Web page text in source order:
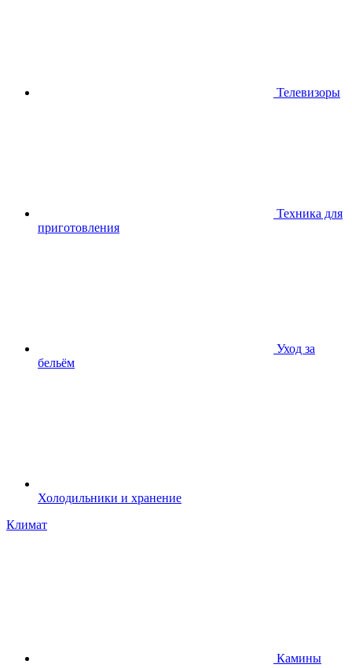
Телевизоры
Техника для
приготовления
Уход за
бельём
Холодильники и хранение
Климат
Камины